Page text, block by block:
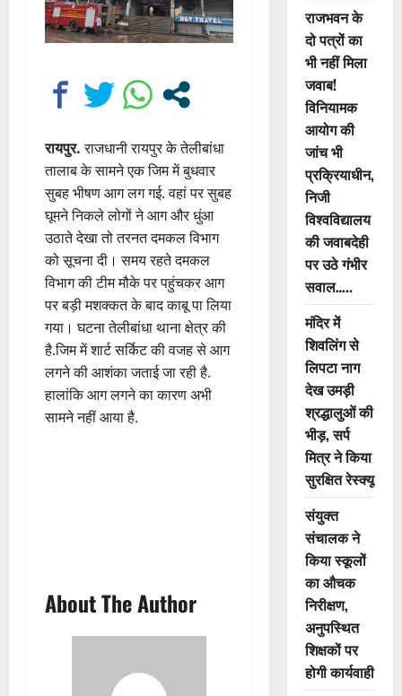
रायपुर.राजधानी रायपुर के तेलीबांधा
तालाब के सामने एक जिम में बुधवार
सुबह भीषण आग लग गई. वहां पर सुबह
घूमने निकले लोगों ने आग और धुंआ
उठाते देखा तो तरनत दमकल विभाग
को सूचना दी। समय रहते दमकल
विभाग की टीम मौके पर पहुंचकर आग
पर बड़ी मशक्कत के बाद काबू पा लिया
गया। घटना तेलीबांधा थाना क्षेत्र की
है.जिम में शार्ट सर्किट की वजह से आग
लगने की आशंका जताई जा रही है.
हालांकि आग लगने का कारण अभी
सामने नहीं आया है.
About The Author
राजभवन के
दो पत्रों का
भी नहीं मिला
जवाब!
विनियामक
आयोग की
जांच भी
प्रक्रियाधीन,
निजी
विश्वविद्यालय
की जवाबदेही
पर उठे गंभीर
सवाल…..
मंदिर में
शिवलिंग से
लिपटा नाग
देख उमड़ी
श्रद्धालुओं की
भीड़, सर्प
मित्र ने किया
सुरक्षित रेस्क्यू
संयुक्त
संचालक ने
किया स्कूलों
का औचक
निरीक्षण,
अनुपस्थित
शिक्षकों पर
होगी कार्यवाही